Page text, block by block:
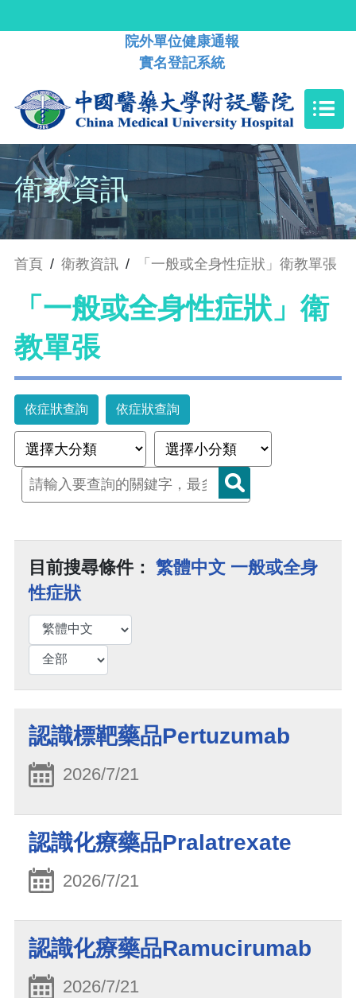
院外單位健康通報
實名登記系統
衛教資訊
首頁 / 衛教資訊 / 「一般或全身性症狀」衛教單張
「一般或全身性症狀」衛
教單張
依症狀查詢 依症狀查詢
目前搜尋條件： 繁體中文 一般或全身
性症狀
認識標靶藥品Pertuzumab
2026/7/21
認識化療藥品Pralatrexate
2026/7/21
認識化療藥品Ramucirumab
2026/7/21